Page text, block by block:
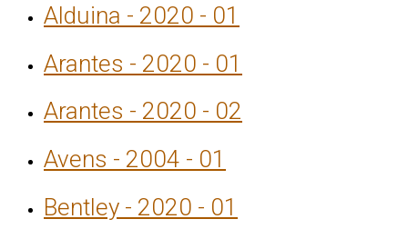
Alduina - 2020 - 01
Arantes - 2020 - 01
Arantes - 2020 - 02
Avens - 2004 - 01
Bentley - 2020 - 01